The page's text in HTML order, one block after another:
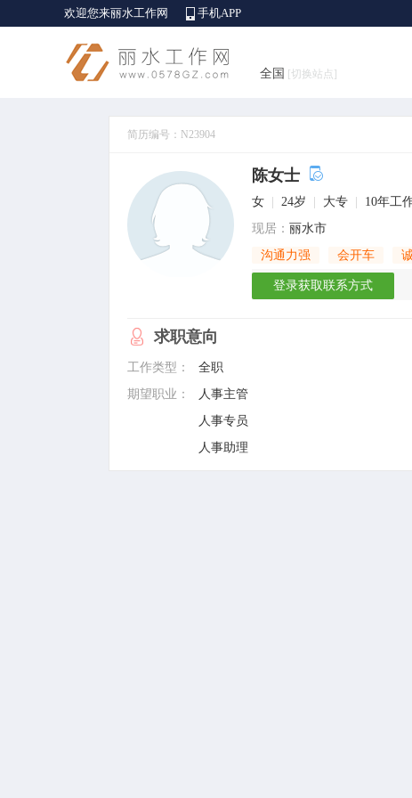
欢迎您来丽水工作网 手机APP
全国 [切换站点]
简历编号：N23904
陈女士
女 24岁 大专
10年工
现居： 丽水市
沟通力强
会开车
登录获取联系方式
求职意向
工作类型： 全职
期望职业：
人事主管
人事专员
人事助理